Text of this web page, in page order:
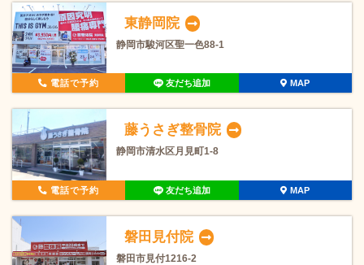
東静岡院
静岡市駿河区聖一色88-1
電話で予約 友だち追加 MAP
藤うさぎ整骨院
静岡市清水区月見町1-8
電話で予約 友だち追加 MAP
磐田見付院
磐田市見付1216-2